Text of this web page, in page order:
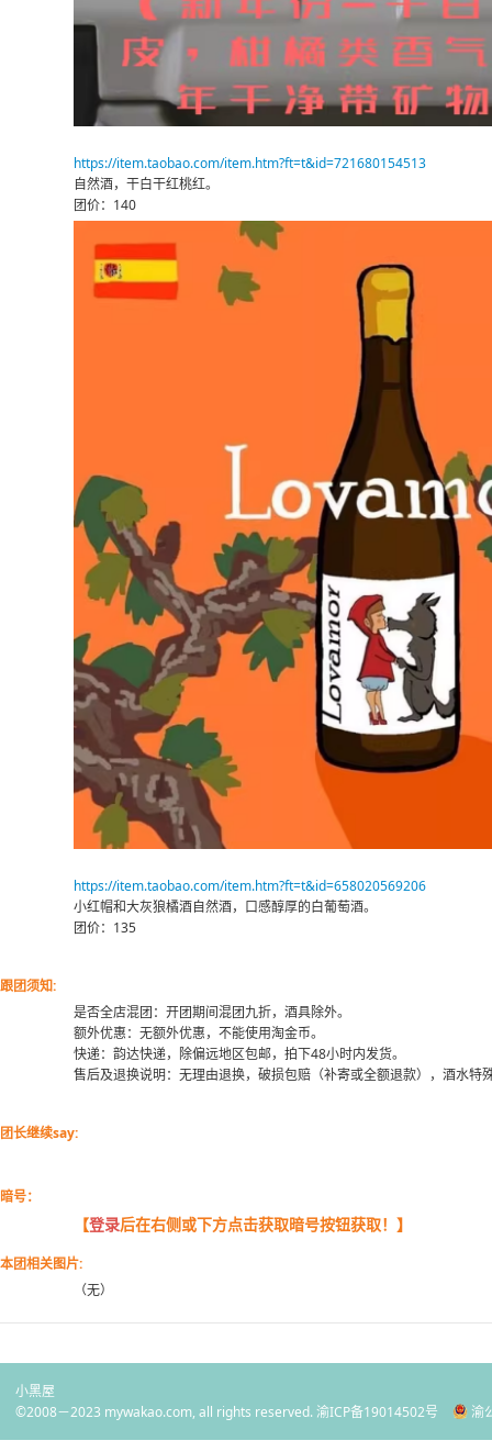
https://item.taobao.com/item.htm?ft=t&id=721680154513
自然酒，干白干红桃红。
团价：140
https://item.taobao.com/item.htm?ft=t&id=658020569206
小红帽和大灰狼橘酒自然酒，口感醇厚的白葡萄酒。
团价：135
跟团须知:
是否全店混团：开团期间混团九折，酒具除外。
额外优惠：无额外优惠，不能使用淘金币。
快递：韵达快递，除偏远地区包邮，拍下48小时内发货。
售后及退换说明：无理由退换，破损包赔（补寄或全额退款），酒水特
团长继续say:
暗号：
【登录后在右侧或下方点击获取暗号按钮获取！】
本团相关图片:
（无）
小黑屋
©2008－2023 mywakao.com, all rights reserved.渝ICP备19014502号 渝